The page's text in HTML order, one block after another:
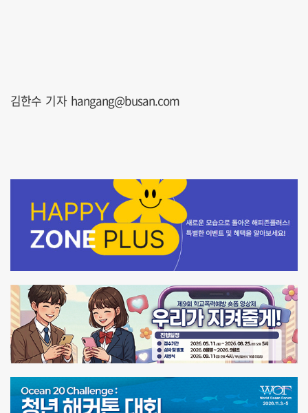
김한수 기자 hangang@busan.com